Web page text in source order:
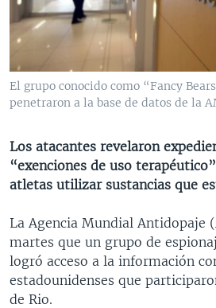
VENEZUELA
NICARAGUA
ECONOMÍA
ENTRETENIMIENTO Y CULTURA
TECNOLOGÍA
DEPORTES
MULTIMEDIA
FOTOGRAFÍA
AUDIOS
PROGRAMAS TV
EL MUNDO AL DÍA
FORO INTERAMERICANO
LAS CLAVES
PANORAMA
RADIO
AVANCE INFORMATIVO
BUENOS DÍAS AMÉRICA
ESTADOS UNIDOS AL DÍA
FORO [RADIO]
DEPORTIVO INTERNACIONAL
NOTA ECONÓMICA
DIRECT
Learning English
Idiomas
El grupo conocido como “Fancy
penetraron a la base de datos de la
Los atacantes revelaron
“exenciones de uso
atletas utilizar sustancias que
La Agencia Mundial Antidopaje
martes que un grupo de
logró acceso a la información
estadounidenses que
de Rio.